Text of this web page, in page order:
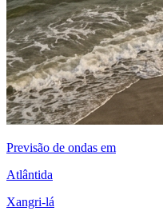
Previsão de ondas em
Atlântida
Xangri-lá